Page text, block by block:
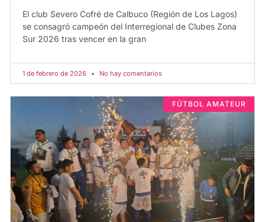
El club Severo Cofré de Calbuco (Región de Los Lagos)
se consagró campeón del Interregional de Clubes Zona
Sur 2026 tras vencer en la gran
1 de febrero de 2026 No hay comentarios
FÚTBOL AMATEUR